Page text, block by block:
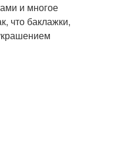
и многое
что баклажки,